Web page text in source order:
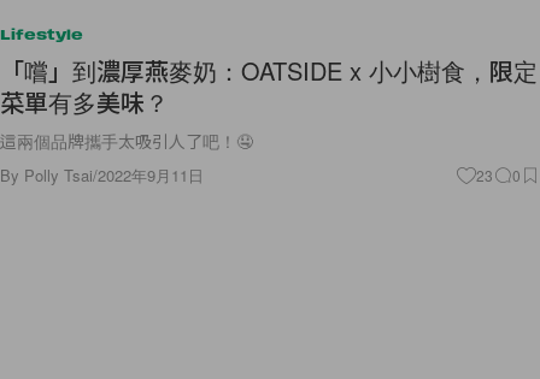
Lifestyle
「嚐」到濃厚燕麥奶：OATSIDE x 小小樹食，限定
菜單有多美味？
這兩個品牌攜手太吸引人了吧！🤤
By Polly Tsai/2022年9月11日 23 0